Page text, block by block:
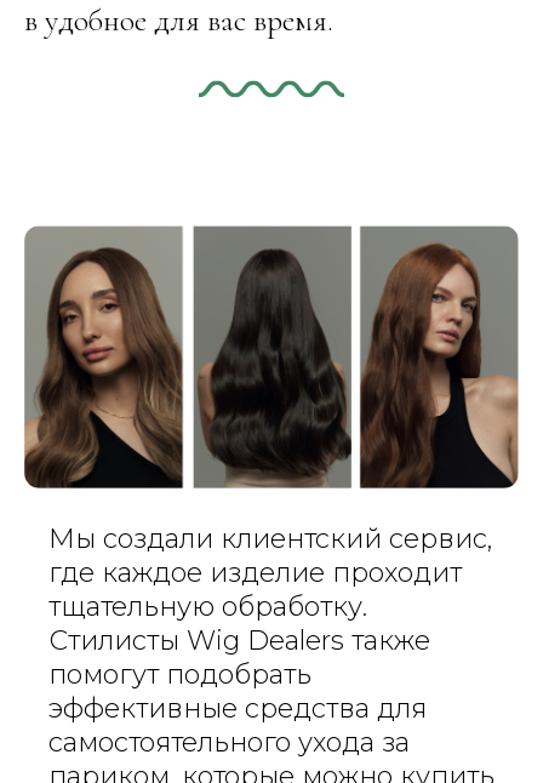
в удобное для вас время.
Мы создали клиентский сервис,
где каждое изделие проходит
тщательную обработку.
Стилисты Wig Dealers также
помогут подобрать
эффективные средства для
самостоятельного ухода за
париком, которые можно купить